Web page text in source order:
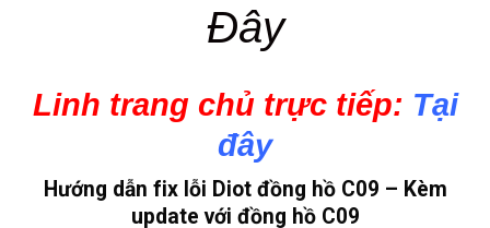
Đây
Linh trang chủ trực tiếp: Tại
đây
Hướng dẫn fix lỗi Diot đồng hồ C09 – Kèm
update với đồng hồ C09